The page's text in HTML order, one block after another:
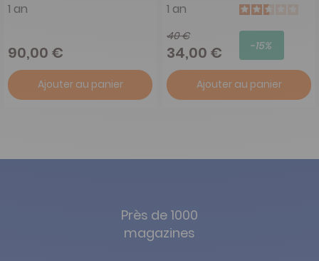
1 an
90,00 €
Ajouter au panier
1 an
40 €
34,00 € -15%
Ajouter au panier
Près de 1000
magazines